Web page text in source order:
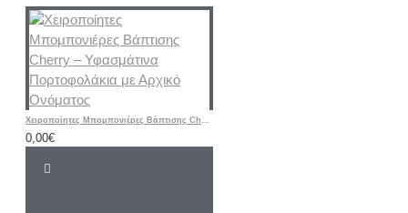
Χειροποίητες Μπομπονιέρες Βάπτισης Cherry – Υφασμάτινα Πορτοφολάκια με Αρχικό Ονόματος
0,00€